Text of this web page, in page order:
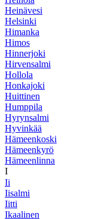
Heinävesi
Helsinki
Himanka
Himos
Hinnerjoki
Hirvensalmi
Hollola
Honkajoki
Huittinen
Humppila
Hyrynsalmi
Hyvinkää
Hämeenkoski
Hämeenkyrö
Hämeenlinna
I
Ii
Iisalmi
Iitti
Ikaalinen